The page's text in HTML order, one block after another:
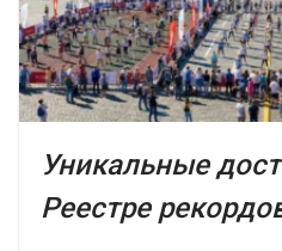
Уникальные
Реестре